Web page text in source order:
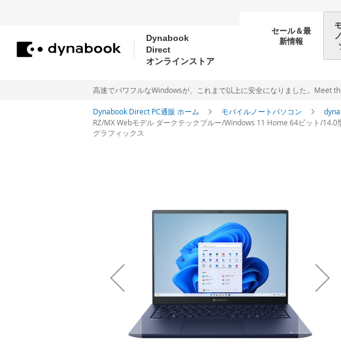
Dynabook
Direct
オンラインストア
コ
セール＆最
新情報
高速でパワフルなWindowsが、これまで以上に安全になりました。Meet
Dynabook Direct PC通販 ホーム モバイルノートパソコン
RZ/MX Webモデル ダークテックブルー/Windows 11 Home 64ビット/
グラフィックス